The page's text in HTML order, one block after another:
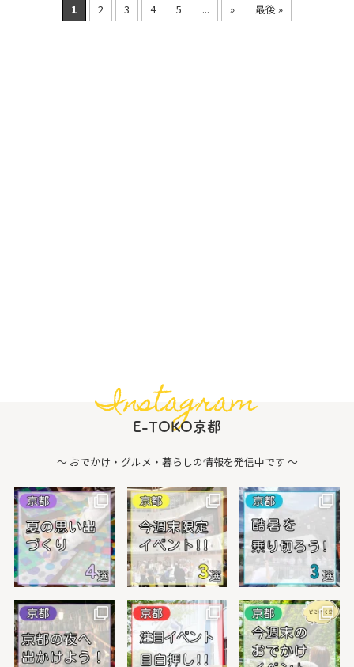
1 2 3 4 5 ... » 最後 »
Instagram
E-TOKO京都
〜 おでかけ・グルメ・暮らしの情報を発信中です 〜